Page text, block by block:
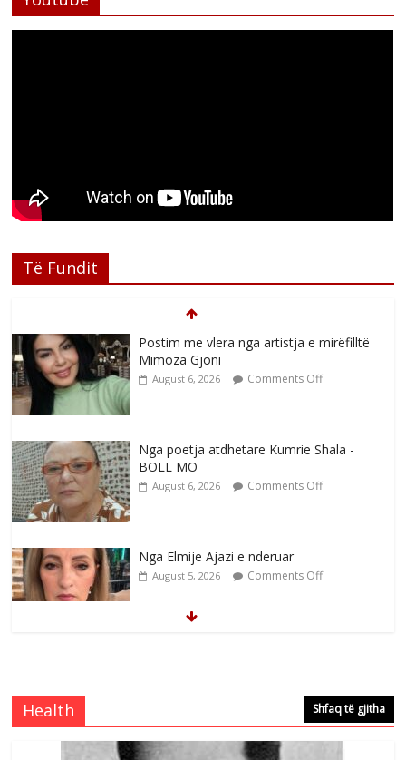
Të Fundit
Postim me vlera nga artistja e mirëfilltë
Mimoza Gjoni
August 6, 2026 Comments Off
Nga poetja atdhetare Kumrie Shala -
BOLL MO
August 6, 2026 Comments Off
Nga Elmije Ajazi e nderuar
August 5, 2026 Comments Off
Comments Off
Health Shfaq të gjitha